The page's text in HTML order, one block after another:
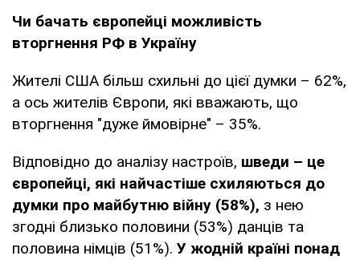
Чи бачать європейці можливість
вторгнення РФ в Україну
Жителі США більш схильні до цієї думки – 62%,
а ось жителів Європи, які вважають, що
вторгнення "дуже ймовірне" – 35%.
Відповідно до аналізу настроїв, шведи – це
європейці, які найчастіше схиляються до
думки про майбутню війну (58%), з нею
згодні близько половини (53%) данців та
половина німців (51%). У жодній країні понад